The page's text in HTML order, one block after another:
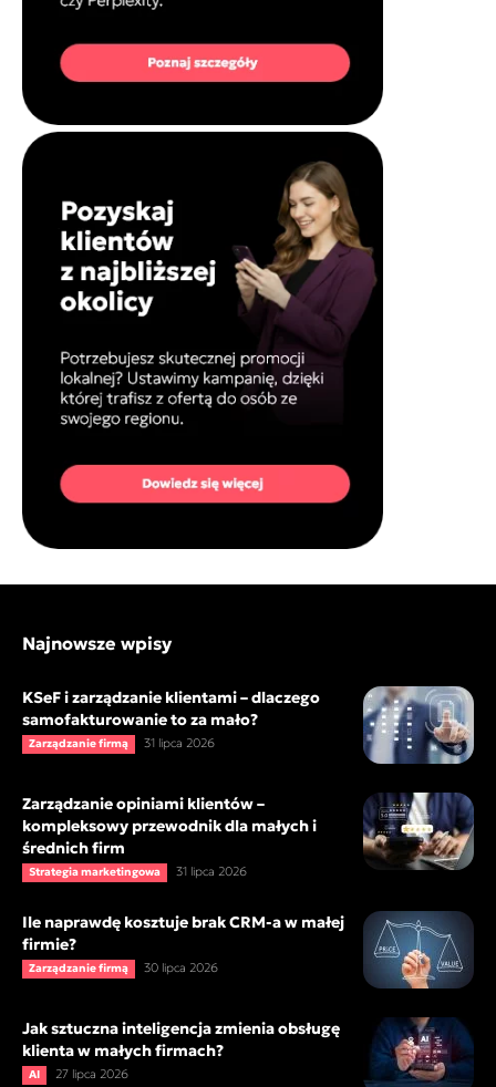
Najnowsze wpisy
KSeF i zarządzanie klientami – dlaczego
samofakturowanie to za mało?
Zarządzanie firmą 31 lipca 2026
Zarządzanie opiniami klientów –
kompleksowy przewodnik dla małych i
średnich firm
Strategia marketingowa 31 lipca 2026
Ile naprawdę kosztuje brak CRM-a w małej
firmie?
Zarządzanie firmą 30 lipca 2026
Jak sztuczna inteligencja zmienia obsługę
klienta w małych firmach?
AI 27 lipca 2026